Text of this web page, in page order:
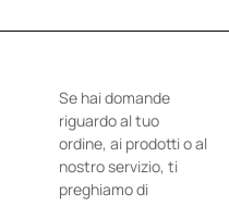
Se hai domande
riguardo al tuo
ordine, ai prodotti o al
nostro servizio, ti
preghiamo di